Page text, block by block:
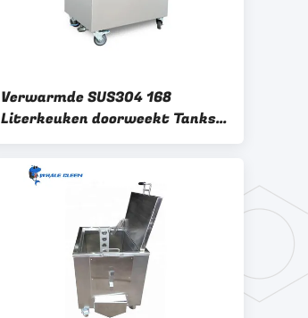
Verwarmde SUS304 168
Literkeuken doorweekt Tanks
Verwijderend Sterke Koolstof
Zware Olie